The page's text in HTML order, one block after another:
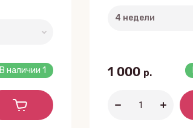
В наличии 1 1 000 р.